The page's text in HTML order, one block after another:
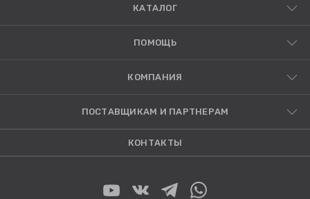
КАТАЛОГ
ПОМОЩЬ
КОМПАНИЯ
ПОСТАВЩИКАМ И ПАРТНЕРАМ
КОНТАКТЫ